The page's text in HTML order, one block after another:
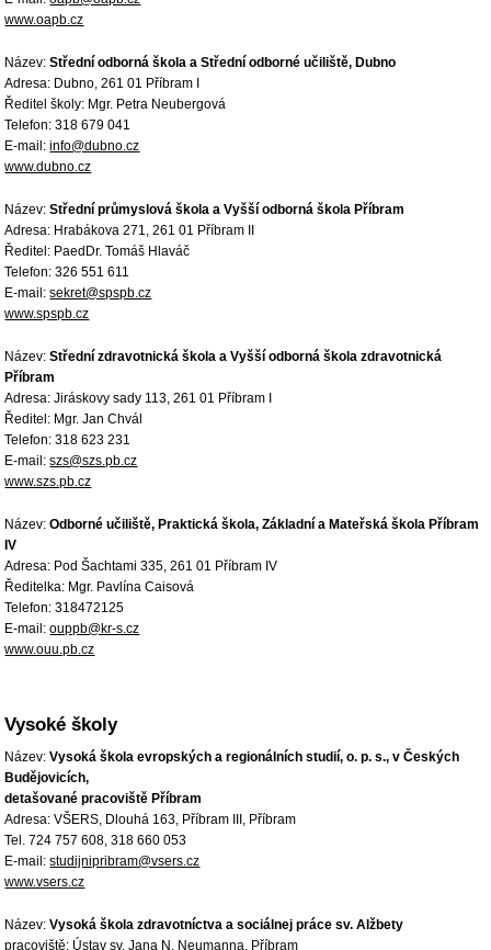
www.oapb.cz
Název:Střední odborná škola a Střední odborné učiliště, Dubno
Adresa: Dubno, 261 01 Příbram I
Ředitel školy: Mgr. Petra Neubergová
Telefon: 318 679 041
E-mail:info@dubno.cz
www.dubno.cz
Název:Střední průmyslová škola a Vyšší odborná škola Příbram
Adresa: Hrabákova 271, 261 01 Příbram II
Ředitel: PaedDr. Tomáš Hlaváč
Telefon: 326 551 611
E-mail:sekret@spspb.cz
www.spspb.cz
Název:Střední zdravotnická škola a Vyšší odborná škola zdravotnická
Příbram
Adresa: Jiráskovy sady 113, 261 01 Příbram I
Ředitel: Mgr. Jan Chvál
Telefon: 318 623 231
E-mail:szs@szs.pb.cz
www.szs.pb.cz
Název:Odborné učiliště, Praktická škola, Základní a Mateřská škola Příbram
IV
Adresa: Pod Šachtami 335, 261 01 Příbram IV
Ředitelka: Mgr. Pavlína Caisová
Telefon: 318472125
E-mail:ouppb@kr-s.cz
www.ouu.pb.cz
Vysoké školy
Název:Vysoká škola evropských a regionálních studií, o. p. s., v Českých
Budějovicích,
detašované pracoviště Příbram
Adresa: VŠERS, Dlouhá 163, Příbram III, Příbram
Tel. 724 757 608, 318 660 053
E-mail:studijnipribram@vsers.cz
www.vsers.cz
Název:Vysoká škola zdravotníctva a sociálnej práce sv. Alžbety
pracoviště: Ústav sv. Jana N. Neumanna, Příbram